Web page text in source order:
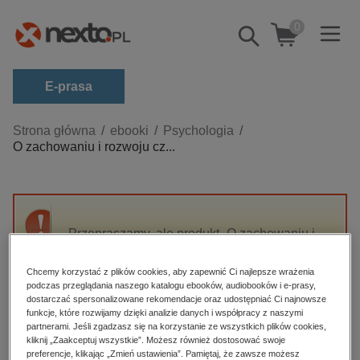
Pokaż/schowaj
wyszukiwarkę
0
E-prasa
Kategorie
Zobacz wszystkie E-prasa
budownictwo, aranżacja wnętrz
darmowe wydania
edukacja
hobby, sport, rozrywka
komputery, internet, technologie, informatyka
Strona główna ebooki
Psychologia
O zachowaniu i rozwoju cz...
Przepraszamy, ale produkt „O zachowaniu i
High-contrast mode
Polecane
Chcemy korzystać z plików cookies, aby zapewnić Ci najlepsze wrażenia
podczas przeglądania naszego katalogu ebooków, audiobooków i e-prasy,
dostarczać spersonalizowane rekomendacje oraz udostępniać Ci najnowsze
funkcje, które rozwijamy dzięki analizie danych i współpracy z naszymi
partnerami. Jeśli zgadzasz się na korzystanie ze wszystkich plików cookies,
kliknij „Zaakceptuj wszystkie”. Możesz również dostosować swoje
preferencje, klikając „Zmień ustawienia”. Pamiętaj, że zawsze możesz